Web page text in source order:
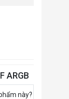
ARGB
này?